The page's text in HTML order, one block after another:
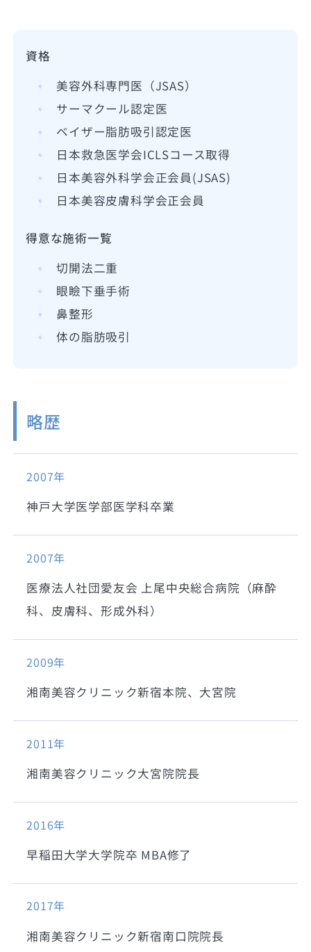
資格
美容外科専門医（JSAS）
サーマクール認定医
ベイザー脂肪吸引認定医
日本救急医学会ICLSコース取得
日本美容外科学会正会員(JSAS)
日本美容皮膚科学会正会員
得意な施術一覧
切開法二重
眼瞼下垂手術
鼻整形
体の脂肪吸引
略歴
2007年
神戸大学医学部医学科卒業
2007年
医療法人社団愛友会 上尾中央総合病院（麻酔
科、皮膚科、形成外科）
2009年
湘南美容クリニック新宿本院、大宮院
2011年
湘南美容クリニック大宮院院長
2016年
早稲田大学大学院卒 MBA修了
2017年
湘南美容クリニック新宿南口院院長